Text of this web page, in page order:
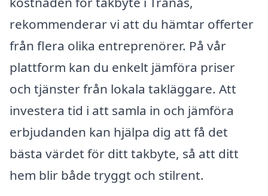
rekommenderar vi att du hämtar offerter
från flera olika entreprenörer. På vår
plattform kan du enkelt jämföra priser
och tjänster från lokala takläggare. Att
investera tid i att samla in och jämföra
erbjudanden kan hjälpa dig att få det
bästa värdet för ditt takbyte, så att ditt
hem blir både tryggt och stilrent.